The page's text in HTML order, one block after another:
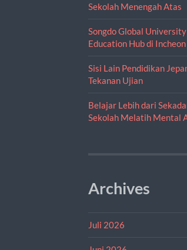
Sekolah Menengah Atas
Songdo Global
Education Hub di Incheon
Sisi Lain Pendidikan
Tekanan Ujian
Belajar Lebih dari
Sekolah Melatih Mental
Archives
Juli 2026